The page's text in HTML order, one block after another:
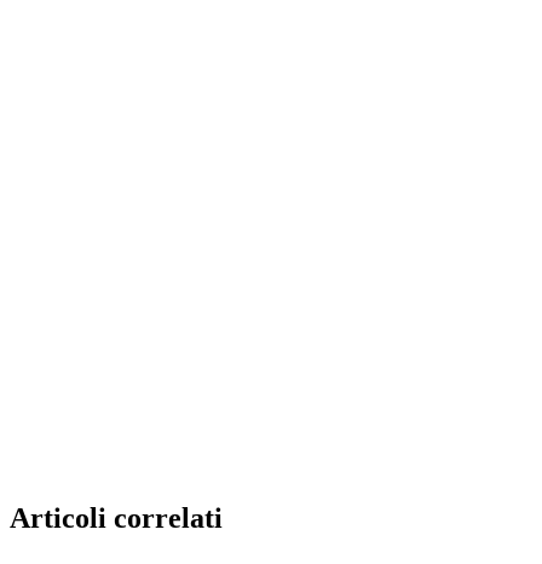
Articoli correlati